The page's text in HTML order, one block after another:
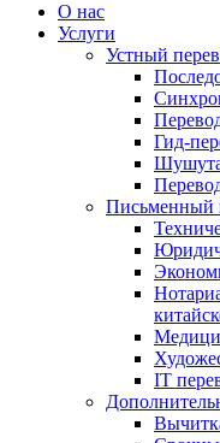
О нас
Услуги
Устный
Гид-
Письменный
IT